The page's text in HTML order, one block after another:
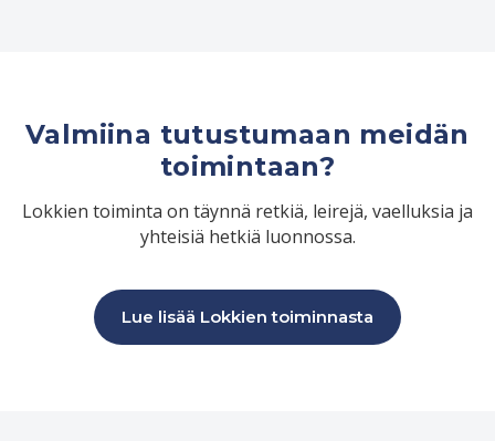
Valmiina tutustumaan meidän
toimintaan?
Lokkien toiminta on täynnä retkiä, leirejä, vaelluksia ja
yhteisiä hetkiä luonnossa.
Lue lisää Lokkien toiminnasta